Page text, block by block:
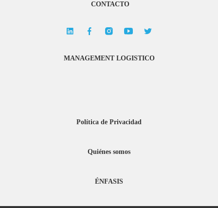
CONTACTO
MANAGEMENT LOGISTICO
Política de Privacidad
Quiénes somos
ÉNFASIS